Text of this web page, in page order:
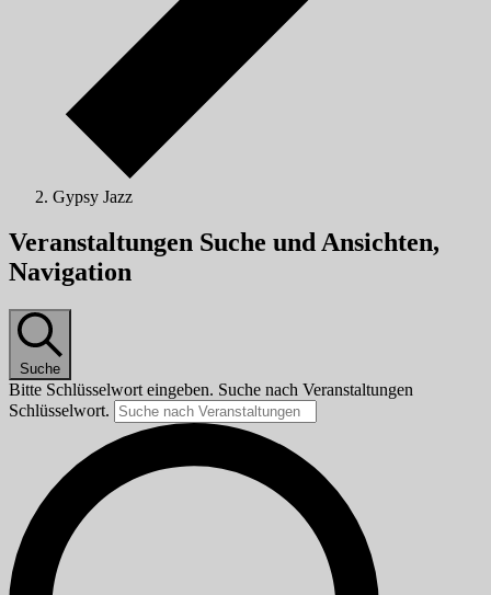
Gypsy Jazz
Veranstaltungen
Veranstaltungen Suche und Ansichten,
Navigation
Suche
Bitte Schlüsselwort eingeben. Suche nach Veranstaltungen
Schlüsselwort.